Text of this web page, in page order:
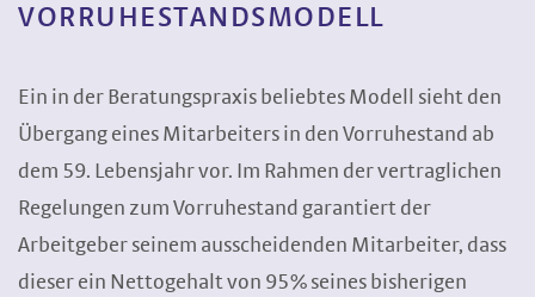
VORRUHESTANDS­MODELL
Ein in der Beratungspraxis beliebtes Modell sieht den
Übergang eines Mitarbeiters in den Vorruhestand ab
dem 59. Lebensjahr vor. Im Rahmen der vertraglichen
Regelungen zum Vorruhestand garantiert der
Arbeitgeber seinem ausscheidenden Mitarbeiter, dass
dieser ein Nettogehalt von 95% seines bisherigen